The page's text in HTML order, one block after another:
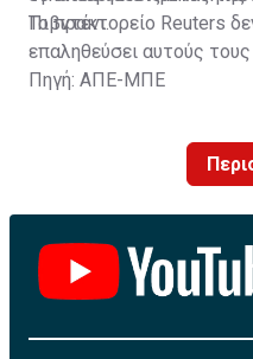
Πιβντένι.
Το πρακτορείο Reuters
επαληθεύσει αυτούς
Πηγή: ΑΠΕ-ΜΠΕ